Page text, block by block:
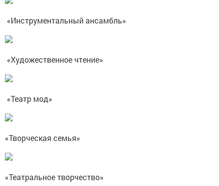
«Инструментальный ансамбль»
«Художественное чтение»
«Театр мод»
«Творческая семья»
«Театральное творчество»